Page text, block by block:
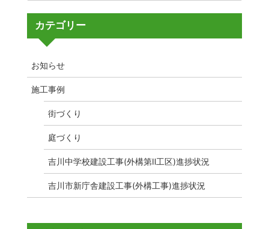
カテゴリー
お知らせ
施工事例
街づくり
庭づくり
吉川中学校建設工事(外構第Ⅱ工区)進捗状況
吉川市新庁舎建設工事(外構工事)進捗状況